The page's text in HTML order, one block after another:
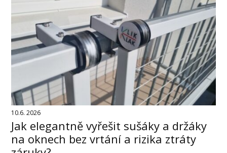
10.6. 2026
Jak elegantně vyřešit sušáky a držáky
na oknech bez vrtání a rizika ztráty